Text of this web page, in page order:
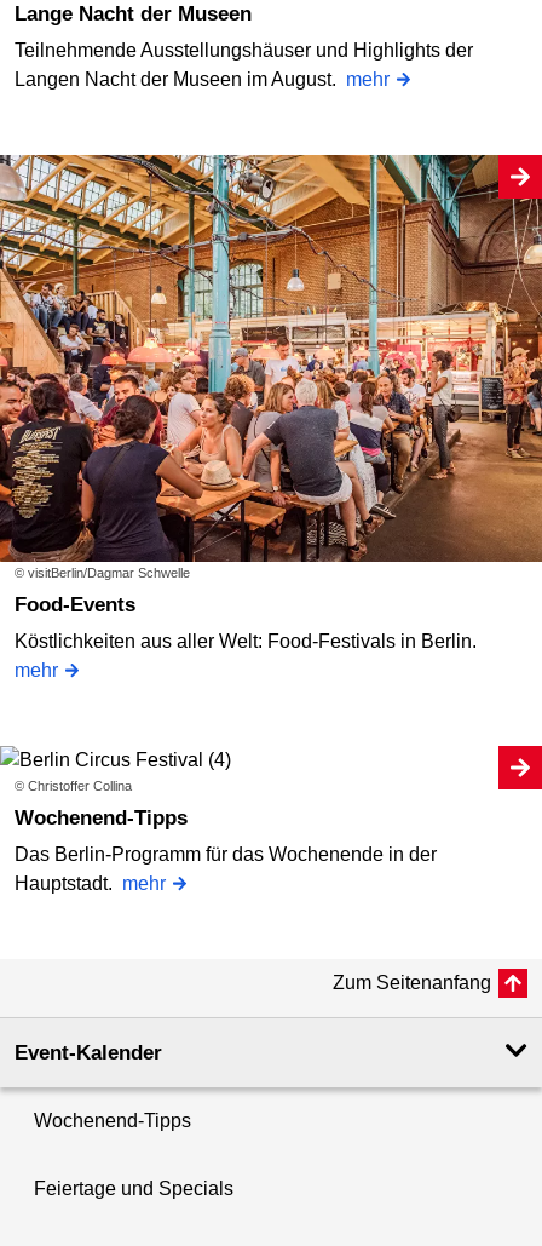
Lange Nacht der Museen
Teilnehmende Ausstellungshäuser und Highlights der
Langen Nacht der Museen im August. mehr
© visitBerlin/Dagmar Schwelle
Food-Events
Köstlichkeiten aus aller Welt: Food-Festivals in Berlin.
mehr
© Christoffer Collina
Wochenend-Tipps
Das Berlin-Programm für das Wochenende in der
Hauptstadt. mehr
Zum Seitenanfang
Event-Kalender
Wochenend-Tipps
Feiertage und Specials